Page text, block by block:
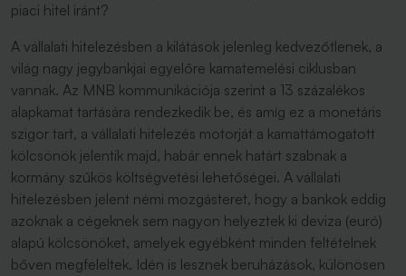
piaci hitel iránt?
A vállalati hitelezésben a kilátások jelenleg kedvezőtlenek, a
világ nagy jegybankjai egyelőre kamatemelési ciklusban
vannak. Az MNB kommunikációja szerint a 13 százalékos
alapkamat tartására rendezkedik be, és amíg ez a monetáris
szigor tart, a vállalati hitelezés motorját a kamattámogatott
kölcsönök jelentik majd, habár ennek határt szabnak a
kormány szűkös költségvetési lehetőségei. A vállalati
hitelezésben jelent némi mozgásteret, hogy a bankok eddig
azoknak a cégeknek sem nagyon helyeztek ki deviza (euró)
alapú kölcsönöket, amelyek egyébként minden feltételnek
bőven megfeleltek. Idén is lesznek beruházások, különösen